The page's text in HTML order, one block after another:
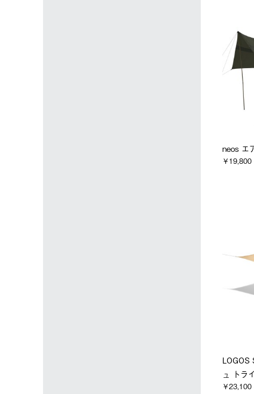
neos エ
￥19,800
LOGOS
ュ トラ
￥23,100